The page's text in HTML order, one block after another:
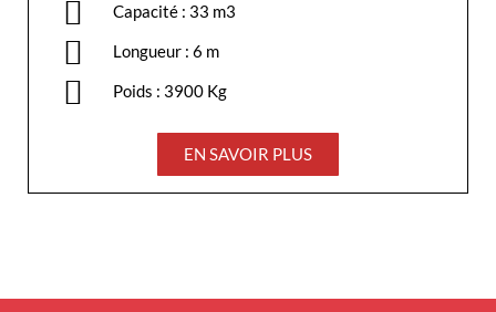
Capacité : 33 m3
Longueur : 6 m
Poids : 3900 Kg
EN SAVOIR PLUS